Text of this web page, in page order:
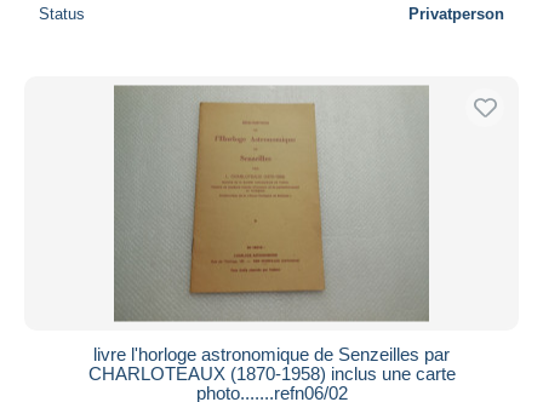
Status Privatperson
livre l'horloge astronomique de Senzeilles par
CHARLOTEAUX (1870-1958) inclus une carte
photo.......refn06/02